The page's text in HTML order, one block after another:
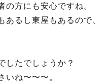
の方にも安心ですね。
あるし東屋もあるので、
したでしょうか？
いね〜〜〜。